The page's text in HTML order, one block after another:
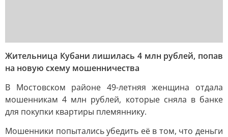
Жительница Кубани лишилась 4 млн рублей, попав
на новую схему мошенничества
В Мостовском районе 49-летняя женщина отдала
мошенникам 4 млн рублей, которые сняла в банке
для покупки квартиры племяннику.
Мошенники попытались убедить её в том, что деньги